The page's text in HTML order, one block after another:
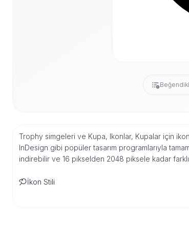
Trophy simgeleri ve Kupa, Ikonlar, Kupalar için
InDesign gibi popüler tasarım programlarıyla
indirebilir ve 16 pikselden 2048 piksele kadar
İkon Stili